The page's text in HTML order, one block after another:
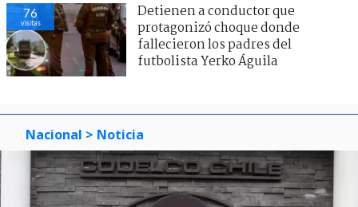
76
visitas
Detienen a conductor que
protagonizó choque donde
fallecieron los padres del
futbolista Yerko Águila
Nacional > Noticia